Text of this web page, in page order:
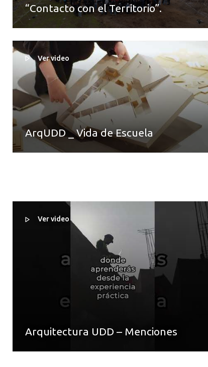
“Contacto con el Territorio”.
Ver video
ArqUDD _ Vida de Escuela
Ver video
Arquitectura UDD – Menciones